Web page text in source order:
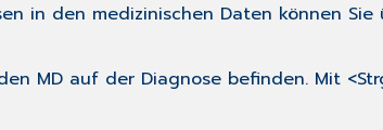
in den medizinischen Daten können Sie
MD auf der Diagnose befinden. Mit